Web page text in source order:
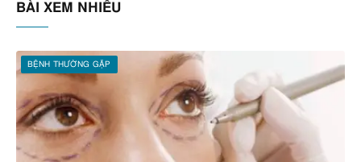
BÀI XEM NHIỀU
BỆNH THƯỜNG GẶP